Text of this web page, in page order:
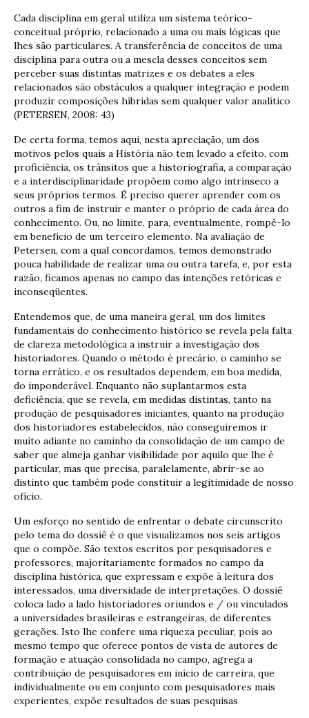
Cada disciplina em geral utiliza um sistema teórico-
conceitual próprio, relacionado a uma ou mais lógicas que
lhes são particulares. A transferência de conceitos de uma
disciplina para outra ou a mescla desses conceitos sem
perceber suas distintas matrizes e os debates a eles
relacionados são obstáculos a qualquer integração e podem
produzir composições híbridas sem qualquer valor analítico
(PETERSEN, 2008: 43)
De certa forma, temos aqui, nesta apreciação, um dos
motivos pelos quais a História não tem levado a efeito, com
proficiência, os trânsitos que a historiografia, a comparação
e a interdisciplinaridade propõem como algo intrínseco a
seus próprios termos. É preciso querer aprender com os
outros a fim de instruir e manter o próprio de cada área do
conhecimento. Ou, no limite, para, eventualmente, rompê-lo
em benefício de um terceiro elemento. Na avaliação de
Petersen, com a qual concordamos, temos demonstrado
pouca habilidade de realizar uma ou outra tarefa, e, por esta
razão, ficamos apenas no campo das intenções retóricas e
inconseqüentes.
Entendemos que, de uma maneira geral, um dos limites
fundamentais do conhecimento histórico se revela pela falta
de clareza metodológica a instruir a investigação dos
historiadores. Quando o método é precário, o caminho se
torna errático, e os resultados dependem, em boa medida,
do imponderável. Enquanto não suplantarmos esta
deficiência, que se revela, em medidas distintas, tanto na
produção de pesquisadores iniciantes, quanto na produção
dos historiadores estabelecidos, não conseguiremos ir
muito adiante no caminho da consolidação de um campo de
saber que almeja ganhar visibilidade por aquilo que lhe é
particular, mas que precisa, paralelamente, abrir-se ao
distinto que também pode constituir a legitimidade de nosso
ofício.
Um esforço no sentido de enfrentar o debate circunscrito
pelo tema do dossiê é o que visualizamos nos seis artigos
que o compõe. São textos escritos por pesquisadores e
professores, majoritariamente formados no campo da
disciplina histórica, que expressam e expõe à leitura dos
interessados, uma diversidade de interpretações. O dossiê
coloca lado a lado historiadores oriundos e / ou vinculados
a universidades brasileiras e estrangeiras, de diferentes
gerações. Isto lhe confere uma riqueza peculiar, pois ao
mesmo tempo que oferece pontos de vista de autores de
formação e atuação consolidada no campo, agrega a
contribuição de pesquisadores em início de carreira, que
individualmente ou em conjunto com pesquisadores mais
experientes, expõe resultados de suas pesquisas